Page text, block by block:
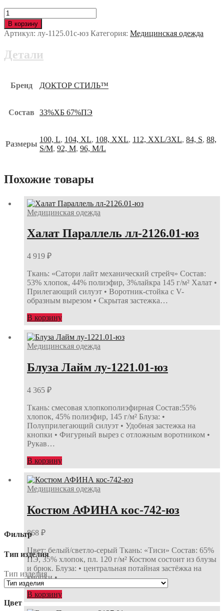
Количество
Халат
«Реноме»
NEW
юз
В корзину
Артикул: лу-1125.01с-юз Категория: Медицинская одежда
Детали
Бренд ДОКТОР СТИЛЬ™
Состав 33%ХБ 67%ПЭ
Размеры
100, L, 104, XL, 108, XXL, 112, XXL/3XL, 84, S, 88,
S/M, 92, M, 96, M/L
Похожие товары
Медицинская одежда
Халат Параллель лл-2126.01-юз
4 919 ₽
Ткань: «Сатори лайт механический стрейч» Состав:
53% хлопок, 44% полиэфир, 3%лайкра 145 г/м² Халат •
Прилегающий силуэт • Воротник-стойка с V-
образным вырезом • Скрытая застежка…
В корзину
Медицинская одежда
Блуза Лайм лу-1221.01-юз
4 365 ₽
Ткань: смесовая хлопкополиэфирная Состав:55%
хлопок, 45% полиэфир, 145 г/м² Блуза: •
Полуприлегающий силуэт • Удобная застежка на
кнопки • Фигурный вырез с отложным воротником •
Рукав…
В корзину
Медицинская одежда
Костюм АФИНА кос-742-юз
868 ₽
Цвет: белый/светло-серый Ткань: «Тиси» Состав: 65%
ПЭ, 35% хлопок, пл. 120 г/м² Костюм состоит из блузы
и брюк. Блуза: • центральная потайная застёжка на
кнопки •…
В корзину
Фильтр
Тип изделия
Тип изделия
Цвет